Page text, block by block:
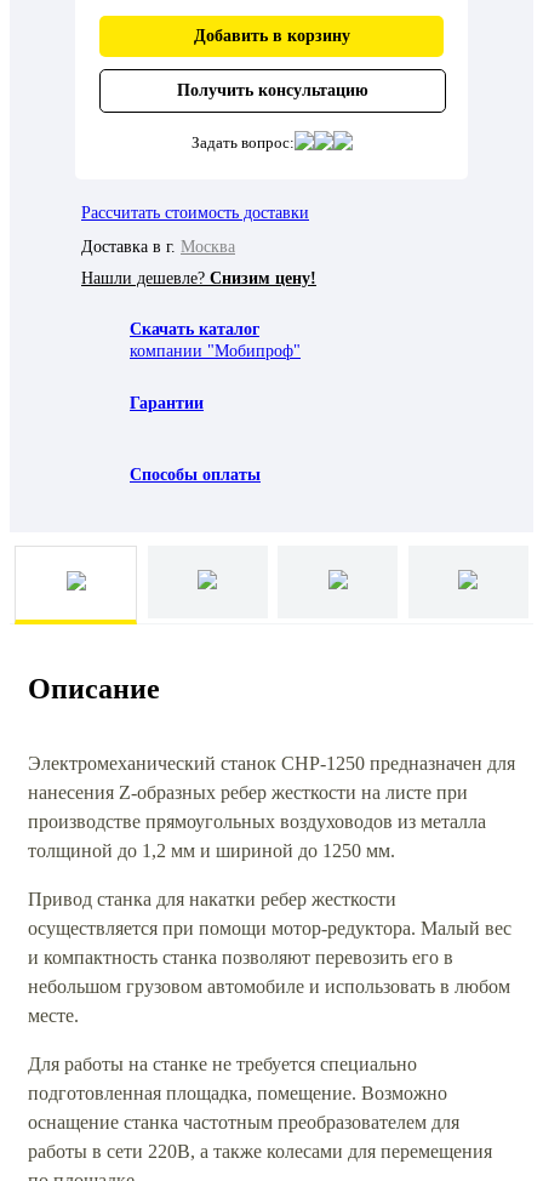
Добавить в корзину
Получить консультацию
Задать вопрос:
Рассчитать стоимость доставки
Доставка в г. Москва
Нашли дешевле? Снизим цену!
Скачать каталог
компании "Мобипроф"
Гарантии
Способы оплаты
Описание
Электромеханический станок СНР-1250 предназначен для
нанесения Z-образных ребер жесткости на листе при
производстве прямоугольных воздуховодов из металла
толщиной до 1,2 мм и шириной до 1250 мм.
Привод станка для накатки ребер жесткости
осуществляется при помощи мотор-редуктора. Малый вес
и компактность станка позволяют перевозить его в
небольшом грузовом автомобиле и использовать в любом
месте.
Для работы на станке не требуется специально
подготовленная площадка, помещение. Возможно
оснащение станка частотным преобразователем для
работы в сети 220В, а также колесами для перемещения